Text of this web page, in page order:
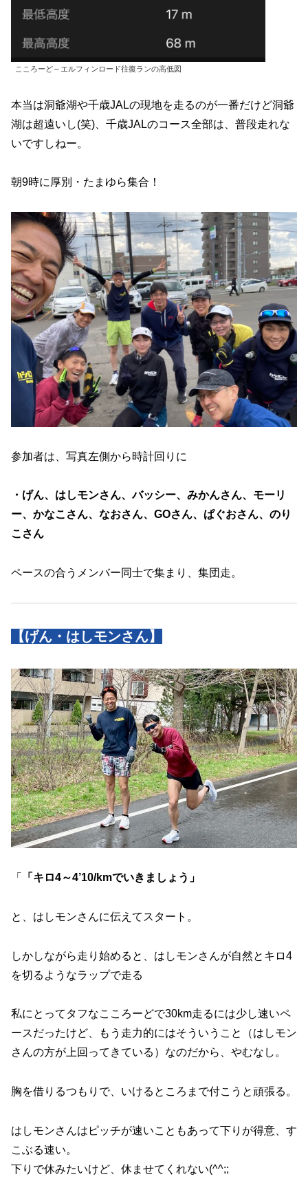
こころーど～エルフィンロード往復ランの高低図
本当は洞爺湖や千歳JALの現地を走るのが一番だけど洞爺
湖は超遠いし(笑)、千歳JALのコース全部は、普段走れな
いですしねー。
朝9時に厚別・たまゆら集合！
参加者は、写真左側から時計回りに
・げん、はしモンさん、バッシー、みかんさん、モーリ
ー、かなこさん、なおさん、GOさん、ぱぐおさん、のり
こさん
ペースの合うメンバー同士で集まり、集団走。
【げん・はしモンさん】
「 「キロ4～4’10/kmでいきましょう」
と、はしモンさんに伝えてスタート。
しかしながら走り始めると、はしモンさんが自然とキロ4
を切るようなラップで走る
私にとってタフなこころーどで30km走るには少し速いペ
ースだったけど、もう走力的にはそういうこと（はしモン
さんの方が上回ってきている）なのだから、やむなし。
胸を借りるつもりで、いけるところまで付こうと頑張る。
はしモンさんはピッチが速いこともあって下りが得意、す
こぶる速い。
下りで休みたいけど、休ませてくれない(^^;;